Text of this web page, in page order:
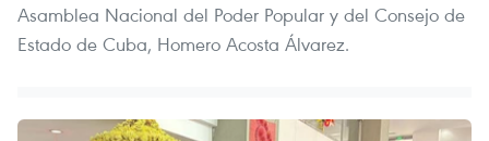
Asamblea Nacional del Poder Popular y del Consejo de
Estado de Cuba, Homero Acosta Álvarez.